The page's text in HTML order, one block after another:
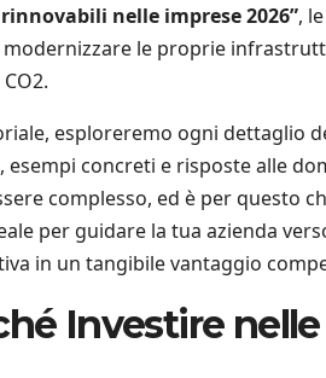
nelle imprese 2026”,
le proprie
esploreremo ogni dettaglio
concreti e risposte alle
complesso, ed è per questo
per guidare la tua azienda
in un tangibile vantaggio
Investire